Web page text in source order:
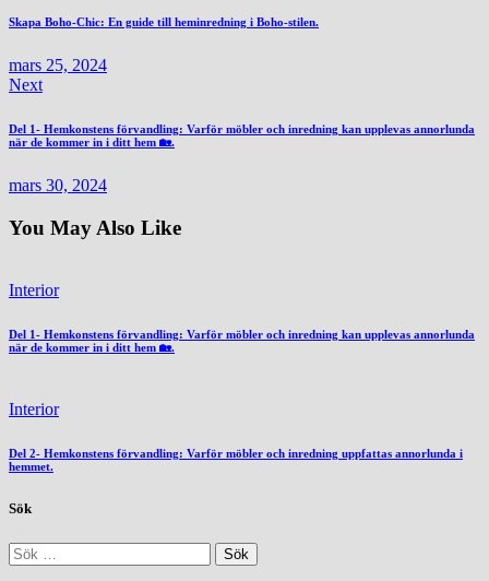
Skapa Boho-Chic: En guide till heminredning i Boho-stilen.
mars 25, 2024
Next
Del 1- Hemkonstens förvandling: Varför möbler och inredning kan upplevas annorlunda
när de kommer in i ditt hem 🏡.
mars 30, 2024
You May Also Like
Interior
Del 1- Hemkonstens förvandling: Varför möbler och inredning kan upplevas annorlunda
när de kommer in i ditt hem 🏡.
Interior
Del 2- Hemkonstens förvandling: Varför möbler och inredning uppfattas annorlunda i
hemmet.
Sök
Sök
efter: